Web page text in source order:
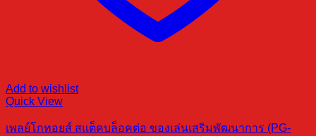
Add to wishlist
Quick View
เพลย์โกทอยส์ สแต็คบล็อคต่อ ของเล่นเสริมพัฒนาการ (PG-